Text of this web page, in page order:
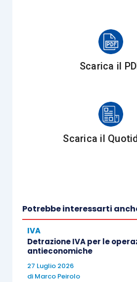
tabella 1
);
lettera b), D.L. 66/2014
modificazioni, dalla
da parte
finanziati da contributi
omessaoerrata
Ministro della salute
dell’articolo 9-
Scarica il
Scarica il
Potrebbe interessarti
IVA
Detrazione IVA per le
antieconomiche
27 Luglio 2026
di Marco Peirolo